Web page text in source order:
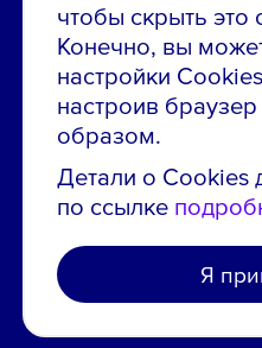
чтобы скрыть
Конечно, вы
настройки
настроив
образом.
Детали о Cookies
по ссылке
Я
Российская Федерация,
Красногвардейский
Политика
Политика использования
Пользовательское
сайта
Создано в агентстве